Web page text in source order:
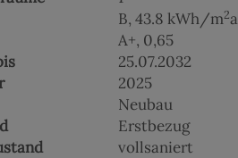
B, 43.8 kWh/m2a
A+, 0,65
25.07.2032
2025
Neubau
Erstbezug
vollsaniert